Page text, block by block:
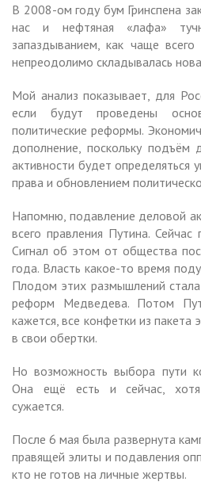
В 2008-ом году бум Гринспена
нас и нефтяная «лафа»
запаздыванием, как чаще
непреодолимо складывалась
Мой анализ показывает, для
если будут проведены
политические реформы.
дополнение, поскольку подъём
активности будет определяться
права и обновлением
Напомню, подавление деловой
всего правления Путина.
Сигнал об этом от общества
года. Власть какое-то время
Плодом этих размышлений
реформ Медведева. Потом
кажется, все конфетки из пакета
в свои обертки.
Но возможность выбора пути
Она ещё есть и сейчас, хотя
сужается.
После 6 мая была развернута
правящей элиты и подавления
кто не готов на личные жертвы.